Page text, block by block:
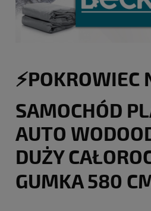
⚡️POKROWIEC
SAMOCHÓD
AUTO
DUŻY
GUMKA 580